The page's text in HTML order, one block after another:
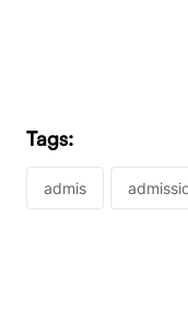
Tags:
admis